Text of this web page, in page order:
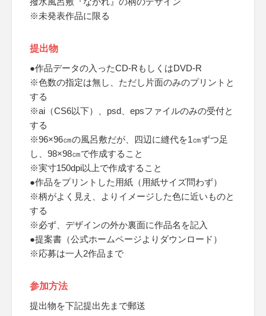
※未発表作品に限る
提出物
●作品データの入ったCD-RもしくはDVD-R
※色数の指定は無し、ただし片面のみのプリントと
する
※ai（CS6以下）、psd、epsファイルのみの受付と
する
※96×96㎝の風呂敷だが、四辺に縫代を1㎝ずつ足
し、98×98㎝で作成すること
※実寸150dpi以上で作成すること
●作品をプリントした用紙（用紙サイズ問わず）
※柄がよく見え、よりイメージした色に近いものと
する
※必ず、デザインの外か裏面に作品名を記入
●提案書（公式ホームページよりダウンロード）
※応募は一人2作品まで
参加方法
提出物を下記提出先まで郵送